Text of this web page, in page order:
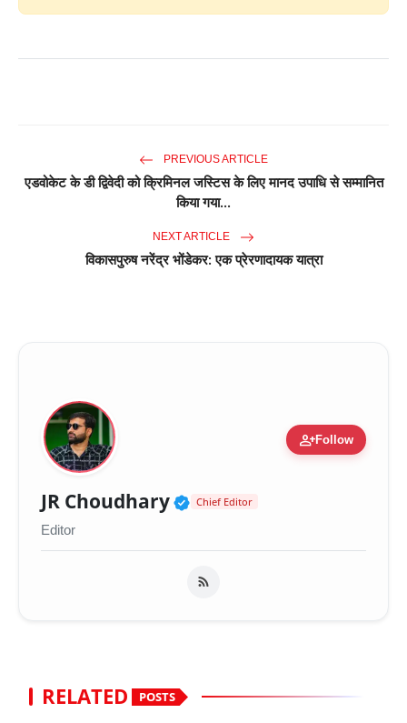
PREVIOUS ARTICLE
एडवोकेट के डी द्विवेदी को क्रिमिनल जस्टिस के लिए मानद उपाधि से सम्मानित
किया गया...
NEXT ARTICLE
विकासपुरुष नरेंद्र भोंडेकर: एक प्रेरणादायक यात्रा
person_addFollow
JR Choudhary Verified Public Figure
Chief Editor
Editor
RELATED POSTS